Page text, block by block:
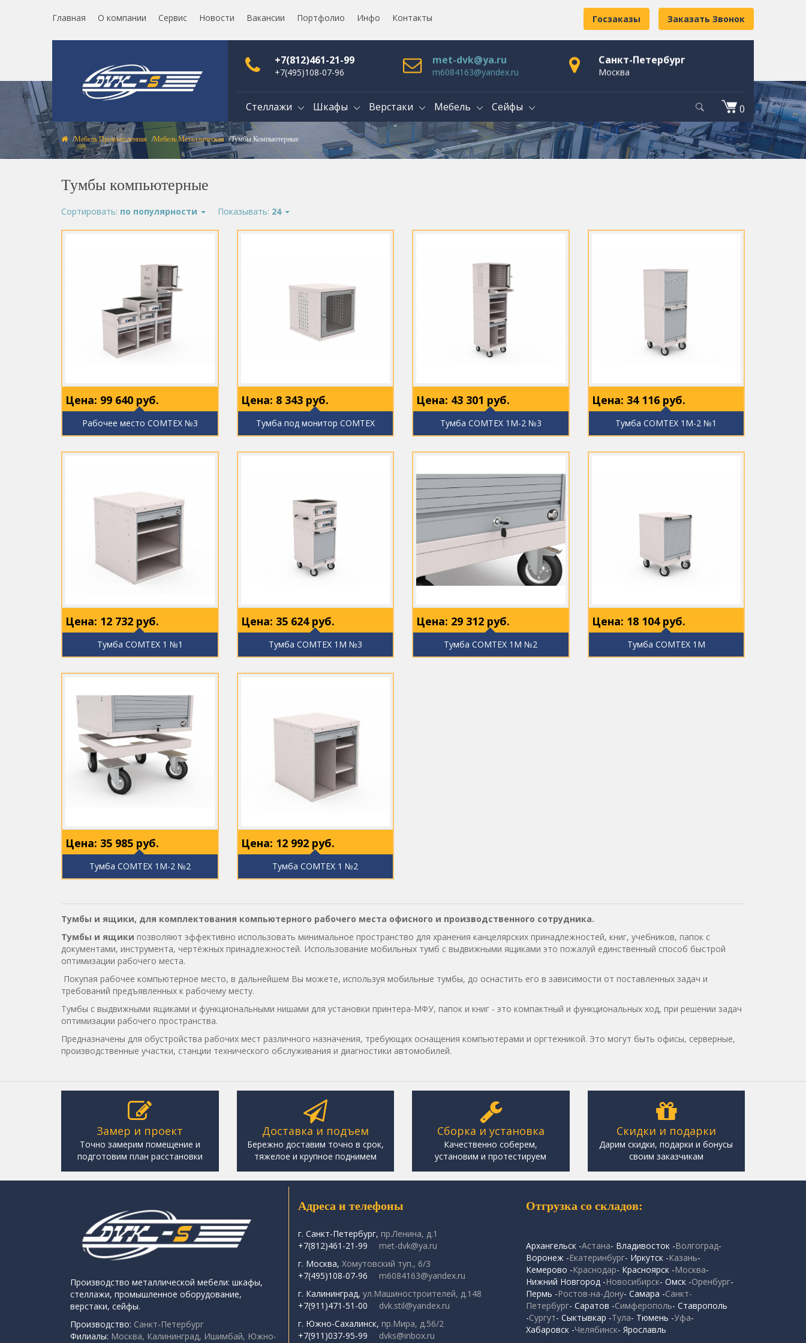
Главная О компании Сервис Новости Вакансии Портфолио Инфо Контакты Заказать Звонок
Госзаказы
+7(812)461-21-99
+7(495)108-07-96
met-dvk@ya.ru
m6084163@yandex.ru
Санкт-Петербург
Москва
Стеллажи Шкафы Верстаки Мебель Сейфы 0
Мебель Промышленная Мебель Металлическая Тумбы Компьютерные
Тумбы компьютерные
Сортировать: по популярности Показывать: 24
Цена: 99 640 руб.
Рабочее место COMTEX №3
Цена: 8 343 руб.
Тумба под монитор COMTEX
Цена: 43 301 руб.
Тумба COMTEX 1М-2 №3
Цена: 34 116 руб.
Тумба COMTEX 1М-2 №1
Цена: 12 732 руб.
Тумба COMTEX 1 №1
Цена: 35 624 руб.
Тумба COMTEX 1М №3
Цена: 29 312 руб.
Тумба COMTEX 1М №2
Цена: 18 104 руб.
Тумба COMTEX 1М
Цена: 35 985 руб.
Тумба COMTEX 1М-2 №2
Цена: 12 992 руб.
Тумба COMTEX 1 №2
Тумбы и ящики, для комплектования компьютерного рабочего места офисного и производственного сотрудника.
Тумбы и ящики позволяют эффективно использовать минимальное пространство для хранения канцелярских принадлежностей, книг, учебников, папок с
документами, инструмента, чертёжных принадлежностей. Использование мобильных тумб с выдвижными ящиками это пожалуй единственный способ быстрой
оптимизации рабочего места.
Покупая рабочее компьютерное место, в дальнейшем Вы можете, используя мобильные тумбы, до оснастить его в зависимости от поставленных задач и
требований предъявленных к рабочему месту.
Тумбы с выдвижными ящиками и функциональными нишами для установки принтера-МФУ, папок и книг - это компактный и функциональных ход, при решении задач
оптимизации рабочего пространства.
Предназначены для обустройства рабочих мест различного назначения, требующих оснащения компьютерами и оргтехникой. Это могут быть офисы, серверные,
производственные участки, станции технического обслуживания и диагностики автомобилей.
Замер и проект
Точно замерим помещение и
подготовим план расстановки
Доставка и подъем
Бережно доставим точно в срок,
тяжелое и крупное поднимем
Сборка и установка
Качественно соберем,
установим и протестируем
Скидки и подарки
Дарим скидки, подарки и бонусы
своим заказчикам
Производство металлической мебели: шкафы,
стеллажи, промышленное оборудование,
верстаки, сейфы.
Производство: Санкт-Петербург
Филиалы: Москва, Калининград, Ишимбай, Южно-
Адреса и телефоны
г. Санкт-Петербург, пр.Ленина, д.1
+7(812)461-21-99
met-dvk@ya.ru
г. Москва, Хомутовский туп., 6/3
+7(495)108-07-96
m6084163@yandex.ru
г. Калининград, ул.Машиностроителей, д.148
+7(911)471-51-00
dvk.stil@yandex.ru
г. Южно-Сахалинск, пр.Мира, д.56/2
+7(911)037-95-99
dvks@inbox.ru
Отгрузка со складов:
Архангельск -Астана- Владивосток -Волгоград-
Воронеж -Екатеринбург- Иркутск -Казань-
Кемерово -Краснодар- Красноярск -Москва-
Нижний Новгород -Новосибирск- Омск -Оренбург-
Пермь -Ростов-на-Дону- Самара -Санкт-
Петербург- Саратов -Симферополь- Ставрополь
-Сургут- Сыктывкар -Тула- Тюмень -Уфа-
Хабаровск -Челябинск- Ярославль